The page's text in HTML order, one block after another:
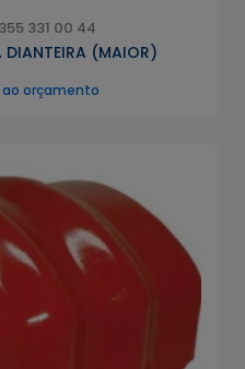
331 00 44
DIANTEIRA (MAIOR)
ao orçamento